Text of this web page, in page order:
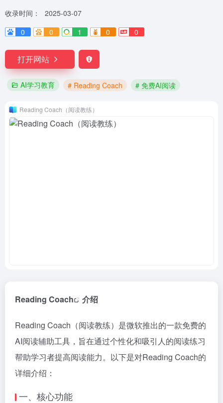
收录时间：
2025-03-07
0
0 1 0 0
打开网站
AI学习教育 # Reading Coach # 免费AI阅读
Reading Coach（阅读教练）
Reading Coach 介绍
Reading Coach（阅读教练）是微软推出的一款免费的
AI阅读辅助工具，旨在通过个性化和吸引人的阅读练习
帮助学习者提高阅读能力。以下是对Reading Coach的
详细介绍：
一、核心功能